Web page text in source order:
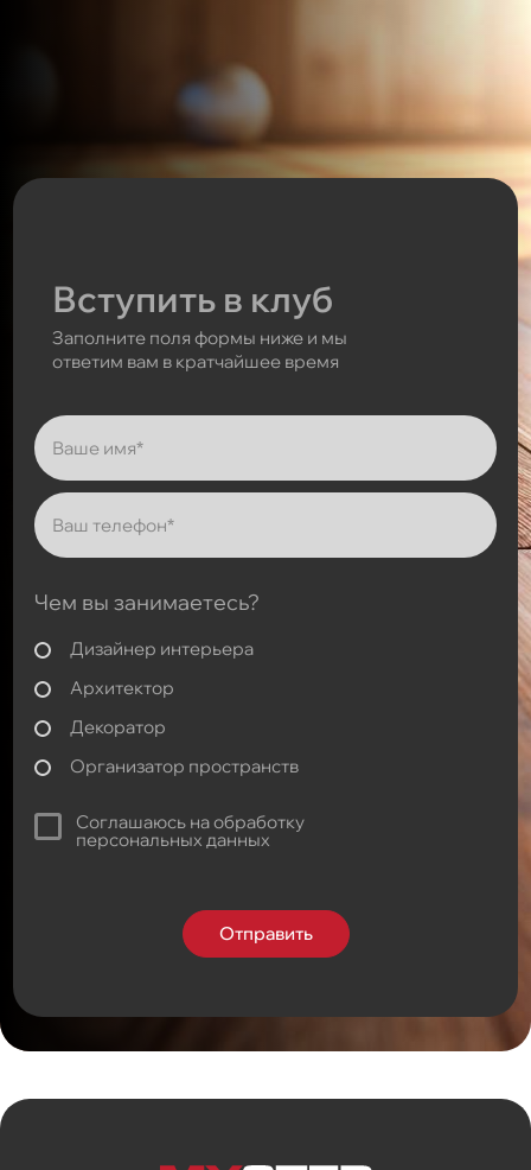
Вступить в клуб
Заполните поля формы ниже и мы
ответим вам в кратчайшее время
Чем вы занимаетесь?
Дизайнер интерьера
Архитектор
Декоратор
Организатор пространств
Соглашаюсь на обработку
персональных данных
Отправить